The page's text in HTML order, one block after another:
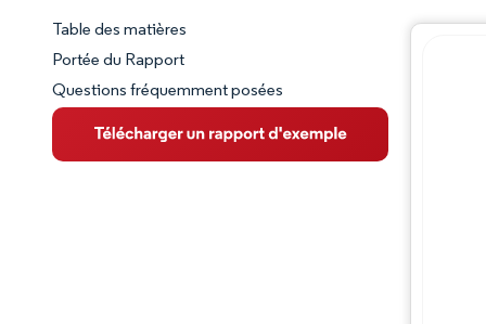
Aperçu du marché
VUE D’ENSEMBLE DU MARCHÉ
Principales tendances du marché
Table des matières
Portée du Rapport
Questions fréquemment posées